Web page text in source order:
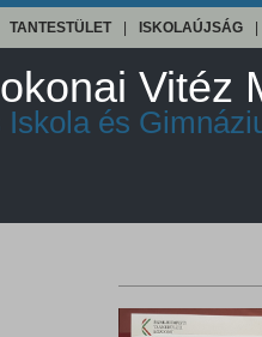
TANTESTÜLET ISKOLAÚJSÁG
Vitéz
Iskola és